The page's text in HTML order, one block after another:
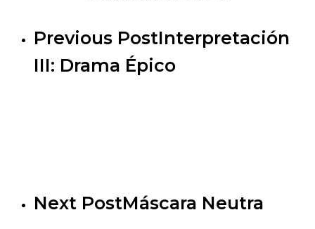
Previous PostInterpretación
III: Drama Épico
Next PostMáscara Neutra